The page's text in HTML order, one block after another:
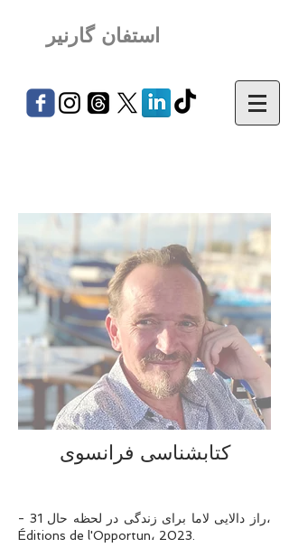
استفان گارنیر
کتابشناسی فرانسوی
- 31 راز دالایی لاما برای زندگی در لحظه حال،
Éditions de l'Opportun، 2023.